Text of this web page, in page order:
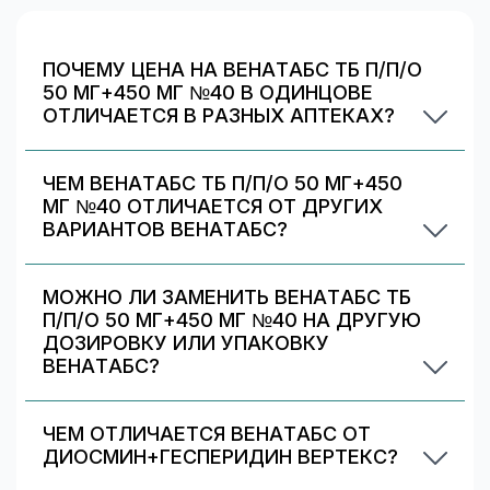
До настоящего времени не было сообщений о
каких-либо побочных эффектах при применении
экспериментальных исследованиях не наблюдалось
тератогенных эффектов комбинации
диосмин+гесперидин.
Противопоказано применение в период лактации
(грудного вскармливания), т.к. неизвестно,
молоком.
ПОЧЕМУ ЦЕНА НА ВЕНАТАБС ТБ П/П/О
50 МГ+450 МГ №40 В ОДИНЦОВЕ
ОТЛИЧАЕТСЯ В РАЗНЫХ АПТЕКАХ?
разных аптек в Одинцове — выбирайте самое
выгодное и удобное по адресу/времени
ЧЕМ ВЕНАТАБС ТБ П/П/О 50 МГ+450
МГ №40 ОТЛИЧАЕТСЯ ОТ ДРУГИХ
ВАРИАНТОВ ВЕНАТАБС?
блоке «Формы выпуска» можно сравнить цены
и наличие по другим вариантам.
МОЖНО ЛИ ЗАМЕНИТЬ ВЕНАТАБС ТБ
П/П/О 50 МГ+450 МГ №40 НА ДРУГУЮ
ДОЗИРОВКУ ИЛИ УПАКОВКУ
ВЕНАТАБС?
альтернативных дозировок/упаковок —
сравните наличие и цену. Подбор дозировки
ЧЕМ ОТЛИЧАЕТСЯ ВЕНАТАБС ОТ
ДИОСМИН+ГЕСПЕРИДИН ВЕРТЕКС?